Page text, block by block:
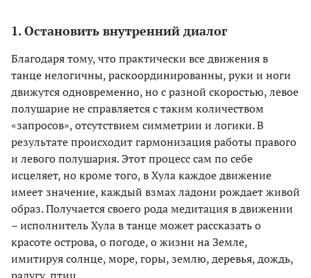
1. Остановить внутренний диалог
Благодаря тому, что практически все движения в
танце нелогичны, раскоординированны, руки и ноги
движутся одновременно, но с разной скоростью, левое
полушарие не справляется с таким количеством
«запросов», отсутствием симметрии и логики. В
результате происходит гармонизация работы правого
и левого полушария. Этот процесс сам по себе
исцеляет, но кроме того, в Хула каждое движение
имеет значение, каждый взмах ладони рождает живой
образ. Получается своего рода медитация в движении
– исполнитель Хула в танце может рассказать о
красоте острова, о погоде, о жизни на Земле,
имитируя солнце, море, горы, землю, деревья, дождь,